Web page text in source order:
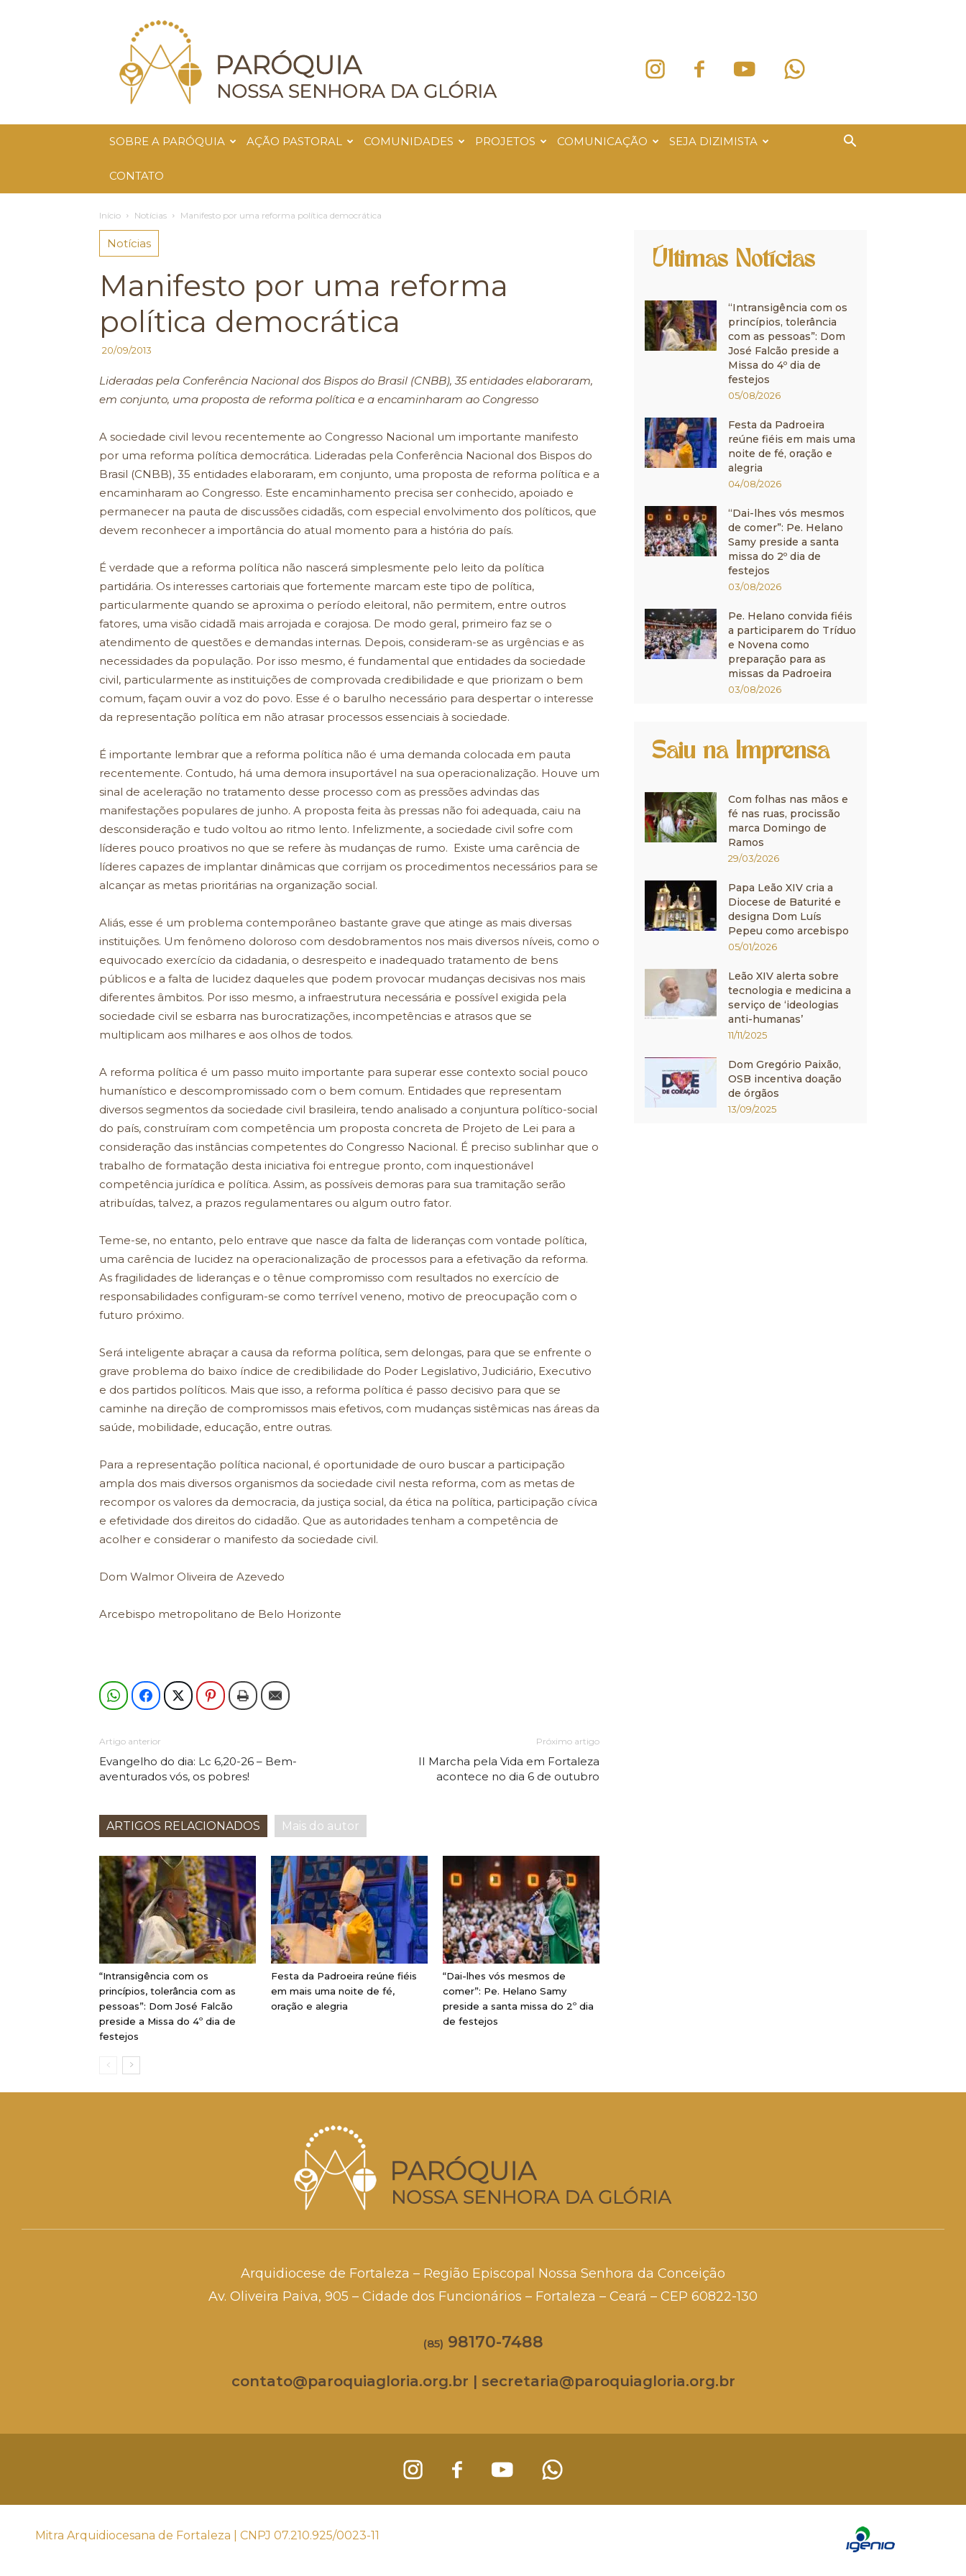
Paróquia
Nossa
Senhora
da
Glória
SOBRE A PARÓQUIA AÇÃO PASTORAL COMUNIDADES PROJETOS COMUNICAÇÃO SEJA DIZIMISTA
CONTATO
Início Notícias Manifesto por uma reforma política democrática
Notícias
Manifesto por uma reforma
política democrática
20/09/2013
Lideradas pela Conferência Nacional dos Bispos do Brasil (CNBB), 35 entidades elaboraram,
em conjunto, uma proposta de reforma política e a encaminharam ao Congresso
A sociedade civil levou recentemente ao Congresso Nacional um importante manifesto
por uma reforma política democrática. Lideradas pela Conferência Nacional dos Bispos do
Brasil (CNBB), 35 entidades elaboraram, em conjunto, uma proposta de reforma política e a
encaminharam ao Congresso. Este encaminhamento precisa ser conhecido, apoiado e
permanecer na pauta de discussões cidadãs, com especial envolvimento dos políticos, que
devem reconhecer a importância do atual momento para a história do país.
É verdade que a reforma política não nascerá simplesmente pelo leito da política
partidária. Os interesses cartoriais que fortemente marcam este tipo de política,
particularmente quando se aproxima o período eleitoral, não permitem, entre outros
fatores, uma visão cidadã mais arrojada e corajosa. De modo geral, primeiro faz se o
atendimento de questões e demandas internas. Depois, consideram-se as urgências e as
necessidades da população. Por isso mesmo, é fundamental que entidades da sociedade
civil, particularmente as instituições de comprovada credibilidade e que priorizam o bem
comum, façam ouvir a voz do povo. Esse é o barulho necessário para despertar o interesse
da representação política em não atrasar processos essenciais à sociedade.
É importante lembrar que a reforma política não é uma demanda colocada em pauta
recentemente. Contudo, há uma demora insuportável na sua operacionalização. Houve um
sinal de aceleração no tratamento desse processo com as pressões advindas das
manifestações populares de junho. A proposta feita às pressas não foi adequada, caiu na
desconsideração e tudo voltou ao ritmo lento. Infelizmente, a sociedade civil sofre com
líderes pouco proativos no que se refere às mudanças de rumo. Existe uma carência de
líderes capazes de implantar dinâmicas que corrijam os procedimentos necessários para se
alcançar as metas prioritárias na organização social.
Aliás, esse é um problema contemporâneo bastante grave que atinge as mais diversas
instituições. Um fenômeno doloroso com desdobramentos nos mais diversos níveis, como o
equivocado exercício da cidadania, o desrespeito e inadequado tratamento de bens
públicos e a falta de lucidez daqueles que podem provocar mudanças decisivas nos mais
diferentes âmbitos. Por isso mesmo, a infraestrutura necessária e possível exigida pela
sociedade civil se esbarra nas burocratizações, incompetências e atrasos que se
multiplicam aos milhares e aos olhos de todos.
A reforma política é um passo muito importante para superar esse contexto social pouco
humanístico e descompromissado com o bem comum. Entidades que representam
diversos segmentos da sociedade civil brasileira, tendo analisado a conjuntura político-social
do país, construíram com competência um proposta concreta de Projeto de Lei para a
consideração das instâncias competentes do Congresso Nacional. É preciso sublinhar que o
trabalho de formatação desta iniciativa foi entregue pronto, com inquestionável
competência jurídica e política. Assim, as possíveis demoras para sua tramitação serão
atribuídas, talvez, a prazos regulamentares ou algum outro fator.
Teme-se, no entanto, pelo entrave que nasce da falta de lideranças com vontade política,
uma carência de lucidez na operacionalização de processos para a efetivação da reforma.
As fragilidades de lideranças e o tênue compromisso com resultados no exercício de
responsabilidades configuram-se como terrível veneno, motivo de preocupação com o
futuro próximo.
Será inteligente abraçar a causa da reforma política, sem delongas, para que se enfrente o
grave problema do baixo índice de credibilidade do Poder Legislativo, Judiciário, Executivo
e dos partidos políticos. Mais que isso, a reforma política é passo decisivo para que se
caminhe na direção de compromissos mais efetivos, com mudanças sistêmicas nas áreas da
saúde, mobilidade, educação, entre outras.
Para a representação política nacional, é oportunidade de ouro buscar a participação
ampla dos mais diversos organismos da sociedade civil nesta reforma, com as metas de
recompor os valores da democracia, da justiça social, da ética na política, participação cívica
e efetividade dos direitos do cidadão. Que as autoridades tenham a competência de
acolher e considerar o manifesto da sociedade civil.
Dom Walmor Oliveira de Azevedo
Arcebispo metropolitano de Belo Horizonte
Artigo anterior
Evangelho do dia: Lc 6,20-26 – Bem-
aventurados vós, os pobres!
Próximo artigo
II Marcha pela Vida em Fortaleza
acontece no dia 6 de outubro
ARTIGOS RELACIONADOS Mais do autor
“Intransigência com os
princípios, tolerância com as
pessoas”: Dom José Falcão
preside a Missa do 4º dia de
festejos
Festa da Padroeira reúne fiéis
em mais uma noite de fé,
oração e alegria
“Dai-lhes vós mesmos de
comer”: Pe. Helano Samy
preside a santa missa do 2º dia
de festejos
Últimas Notícias
“Intransigência com os
princípios, tolerância
com as pessoas”: Dom
José Falcão preside a
Missa do 4º dia de
festejos
05/08/2026
Festa da Padroeira
reúne fiéis em mais uma
noite de fé, oração e
alegria
04/08/2026
“Dai-lhes vós mesmos
de comer”: Pe. Helano
Samy preside a santa
missa do 2º dia de
festejos
03/08/2026
Pe. Helano convida fiéis
a participarem do Tríduo
e Novena como
preparação para as
missas da Padroeira
03/08/2026
Saiu na Imprensa
Com folhas nas mãos e
fé nas ruas, procissão
marca Domingo de
Ramos
29/03/2026
Papa Leão XIV cria a
Diocese de Baturité e
designa Dom Luís
Pepeu como arcebispo
05/01/2026
Leão XIV alerta sobre
tecnologia e medicina a
serviço de ‘ideologias
anti-humanas’
11/11/2025
Dom Gregório Paixão,
OSB incentiva doação
de órgãos
13/09/2025
Arquidiocese de Fortaleza – Região Episcopal Nossa Senhora da Conceição
Av. Oliveira Paiva, 905 – Cidade dos Funcionários – Fortaleza – Ceará – CEP 60822-130
(85) 98170-7488
contato@paroquiagloria.org.br | secretaria@paroquiagloria.org.br
Mitra Arquidiocesana de Fortaleza | CNPJ 07.210.925/0023-11